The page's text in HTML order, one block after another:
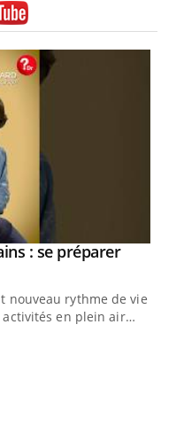
: se préparer
rythme de vie !
activités en plein air…